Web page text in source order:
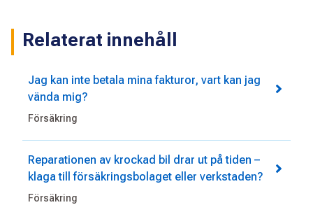
Relaterat innehåll
Jag kan inte betala mina fakturor, vart kan jag
vända mig?
Försäkring
Reparationen av krockad bil drar ut på tiden –
klaga till försäkringsbolaget eller verkstaden?
Försäkring